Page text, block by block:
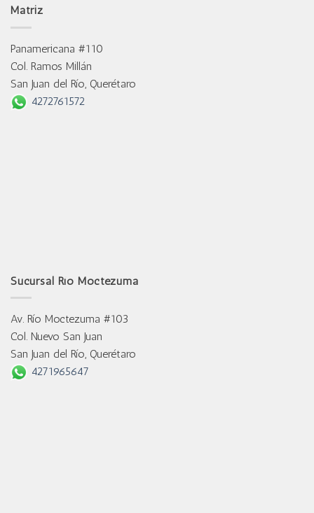
Matriz
Panamericana #110
Col. Ramos Millán
San Juan del Río, Querétaro
4272761572
Sucursal Río Moctezuma
Av. Río Moctezuma #103
Col. Nuevo San Juan
San Juan del Río, Querétaro
4271965647